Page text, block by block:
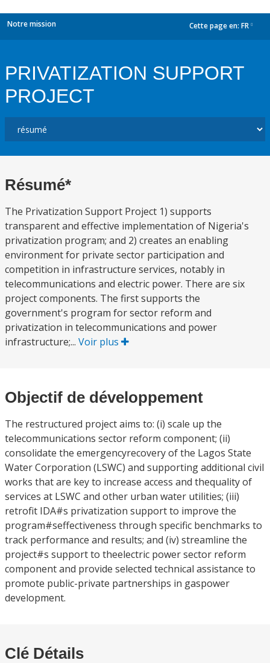
Notre mission Cette page en: FR
PRIVATIZATION SUPPORT
PROJECT
Résumé*
The Privatization Support Project 1) supports
transparent and effective implementation of Nigeria's
privatization program; and 2) creates an enabling
environment for private sector participation and
competition in infrastructure services, notably in
telecommunications and electric power. There are six
project components. The first supports the
government's program for sector reform and
privatization in telecommunications and power
infrastructure;... Voir plus
Objectif de développement
The restructured project aims to: (i) scale up the
telecommunications sector reform component; (ii)
consolidate the emergencyrecovery of the Lagos State
Water Corporation (LSWC) and supporting additional civil
works that are key to increase access and thequality of
services at LSWC and other urban water utilities; (iii)
retrofit IDA#s privatization support to improve the
program#seffectiveness through specific benchmarks to
track performance and results; and (iv) streamline the
project#s support to theelectric power sector reform
component and provide selected technical assistance to
promote public-private partnerships in gaspower
development.
Clé Détails